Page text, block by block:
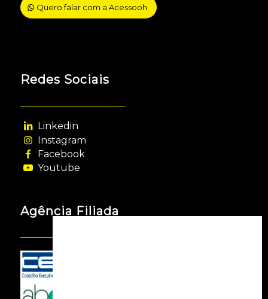
Quero falar com a Acessooh
Redes Sociais
Linkedin
Instagram
Facebook
Youtube
Agência Filiada